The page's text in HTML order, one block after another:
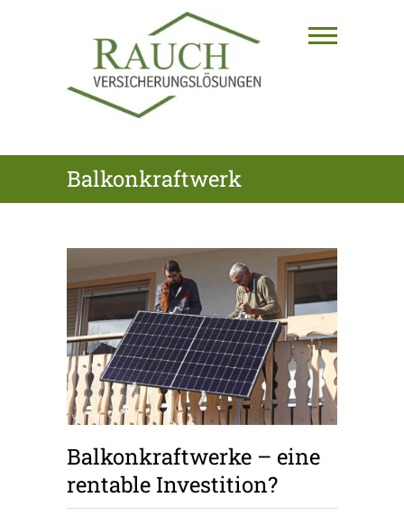
RAUCH
VERSICHERUNGSLÖSUNGEN
Balkonkraftwerk
Balkonkraftwerke – eine
rentable Investition?